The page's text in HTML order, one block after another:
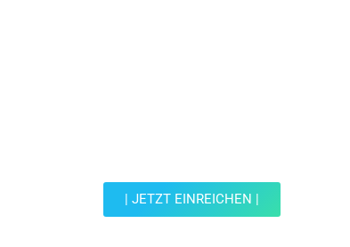
| JETZT EINREICHEN |